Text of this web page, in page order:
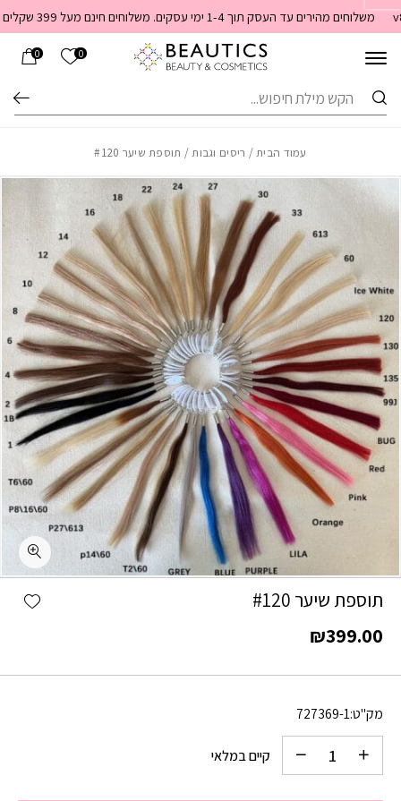
Skip to Content
משלוחים מהירים עד העסק תוך 1-4 ימי עסקים. משלוחים חינם מעל 399 שקלים חדש באתר! ניתן לשלם במזומן לשליח בעת המסירה
0 הרשימה
0
חיפוש
עמוד הבית/ ריסים וגבות/ תוספת שיער #120
תוספת שיער #120
₪399.00
מק"ט:727369-1
קיים במלאי
בחזרה למעלה